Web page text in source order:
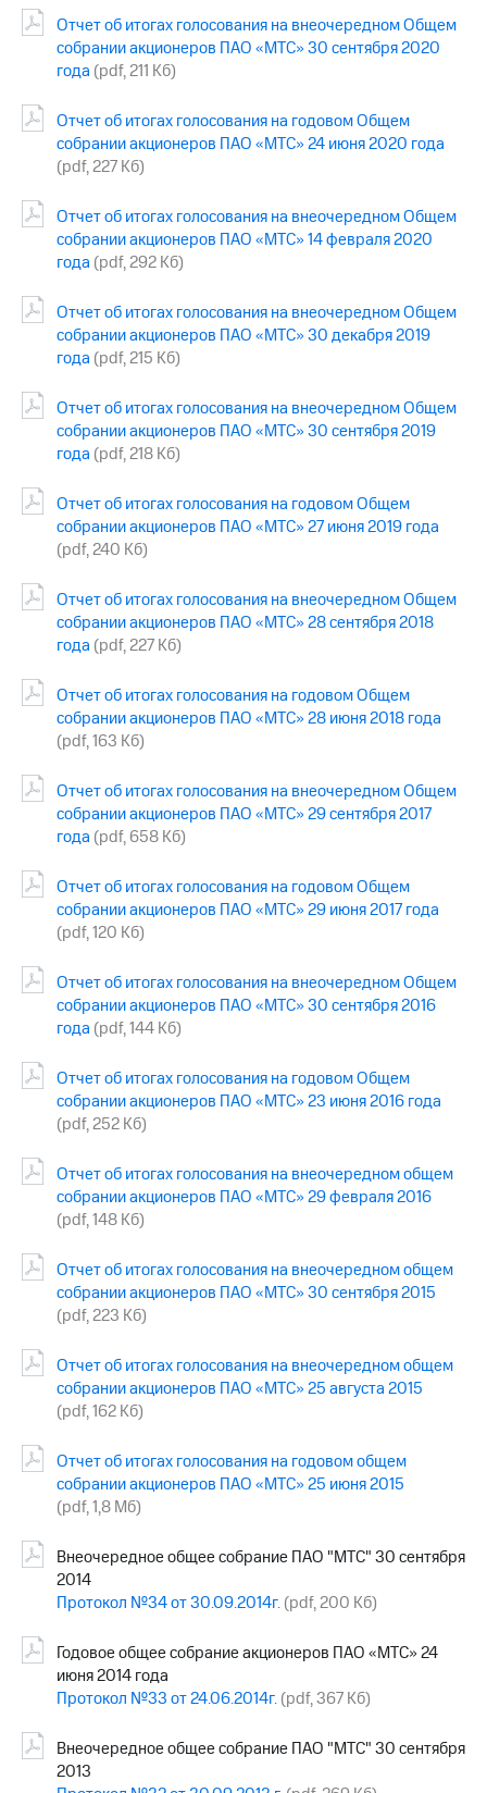
Личный
кабинет
акционера
Акционерный
Контроль
и
аудит
Рынок
Описание
Программа
Порядок
выкупа
акций
Дивиденды
облигаций
Описание
Еврооблигации-2023
о
погашении
именных
Другое
Регистратор
Реквизиты
развитие
деловая этика
На главную
Отчет об итогах голосования на внеочередном Общем
собрании акционеров ПАО «МТС» 30 сентября 2020
года (pdf, 211 Кб)
Отчет об итогах голосования на годовом Общем
собрании акционеров ПАО «МТС» 24 июня 2020 года
(pdf, 227 Кб)
Отчет об итогах голосования на внеочередном Общем
собрании акционеров ПАО «МТС» 14 февраля 2020
года (pdf, 292 Кб)
Отчет об итогах голосования на внеочередном Общем
собрании акционеров ПАО «МТС» 30 декабря 2019
года (pdf, 215 Кб)
Отчет об итогах голосования на внеочередном Общем
собрании акционеров ПАО «МТС» 30 сентября 2019
года (pdf, 218 Кб)
Отчет об итогах голосования на годовом Общем
собрании акционеров ПАО «МТС» 27 июня 2019 года
(pdf, 240 Кб)
Отчет об итогах голосования на внеочередном Общем
собрании акционеров ПАО «МТС» 28 сентября 2018
года (pdf, 227 Кб)
Отчет об итогах голосования на годовом Общем
собрании акционеров ПАО «МТС» 28 июня 2018 года
(pdf, 163 Кб)
Отчет об итогах голосования на внеочередном Общем
собрании акционеров ПАО «МТС» 29 сентября 2017
года (pdf, 658 Кб)
Отчет об итогах голосования на годовом Общем
собрании акционеров ПАО «МТС» 29 июня 2017 года
(pdf, 120 Кб)
Отчет об итогах голосования на внеочередном Общем
собрании акционеров ПАО «МТС» 30 сентября 2016
года (pdf, 144 Кб)
Отчет об итогах голосования на годовом Общем
собрании акционеров ПАО «МТС» 23 июня 2016 года
(pdf, 252 Кб)
Отчет об итогах голосования на внеочередном общем
собрании акционеров ПАО «МТС» 29 февраля 2016
(pdf, 148 Кб)
Отчет об итогах голосования на внеочередном общем
собрании акционеров ПАО «МТС» 30 сентября 2015
(pdf, 223 Кб)
Отчет об итогах голосования на внеочередном общем
собрании акционеров ПАО «МТС» 25 августа 2015
(pdf, 162 Кб)
Отчет об итогах голосования на годовом общем
собрании акционеров ПАО «МТС» 25 июня 2015
(pdf, 1,8 Мб)
Внеочередное общее собрание ПАО "МТС" 30 сентября
2014
Протокол №34 от 30.09.2014г.(pdf, 200 Кб)
Годовое общее собрание акционеров ПАО «МТС» 24
июня 2014 года
Протокол №33 от 24.06.2014г.(pdf, 367 Кб)
Внеочередное общее собрание ПАО "МТС" 30 сентября
2013